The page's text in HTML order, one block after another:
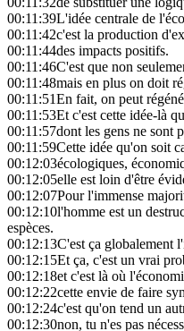
00:11:39L'idée centrale de
00:11:42c'est la production
00:11:44des impacts positifs.
00:11:46C'est que non
00:11:48mais en plus on doit
00:11:51En fait, on peut
00:11:53Et c'est cette idée-là
00:11:57dont les gens ne sont
00:11:59Cette idée qu'on soit
00:12:03écologiques,
00:12:05elle est loin d'être
00:12:07Pour l'immense
00:12:10l'homme est un
espèces.
00:12:13C'est ça globalement
00:12:15Et ça, c'est un vrai
00:12:18et c'est là où
00:12:22cette envie de faire
00:12:24c'est qu'on tend un
00:12:30non, tu n'es pas